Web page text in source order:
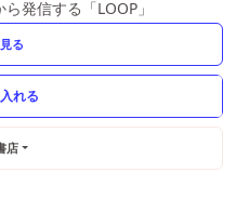
発信する「LOOP」
る
店